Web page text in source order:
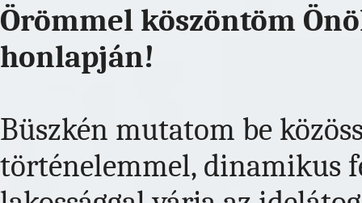
Örömmel köszöntöm
honlapján!
Büszkén mutatom be
történelemmel, dinamikus